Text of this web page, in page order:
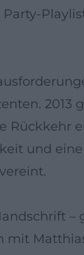
2013
Rückkehr
und
–
mit